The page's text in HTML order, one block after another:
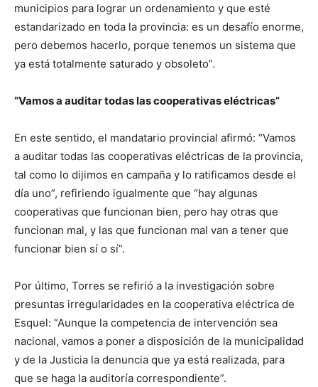
municipios para lograr un ordenamiento y que esté
estandarizado en toda la provincia: es un desafío enorme,
pero debemos hacerlo, porque tenemos un sistema que
ya está totalmente saturado y obsoleto”.
“Vamos a auditar todas las cooperativas eléctricas”
En este sentido, el mandatario provincial afirmó: “Vamos
a auditar todas las cooperativas eléctricas de la provincia,
tal como lo dijimos en campaña y lo ratificamos desde el
día uno”, refiriendo igualmente que “hay algunas
cooperativas que funcionan bien, pero hay otras que
funcionan mal, y las que funcionan mal van a tener que
funcionar bien sí o sí”.
Por último, Torres se refirió a la investigación sobre
presuntas irregularidades en la cooperativa eléctrica de
Esquel: “Aunque la competencia de intervención sea
nacional, vamos a poner a disposición de la municipalidad
y de la Justicia la denuncia que ya está realizada, para
que se haga la auditoría correspondiente”.